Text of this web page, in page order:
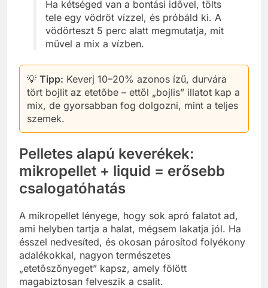
Ha kétséged van a bontási idővel, tölts
tele egy vödröt vízzel, és próbáld ki. A
vödörteszt 5 perc alatt megmutatja, mit
művel a mix a vízben.
💡 Tipp: Keverj 10–20% azonos ízű, durvára
tört bojlit az etetőbe – ettől „bojlis” illatot kap a
mix, de gyorsabban fog dolgozni, mint a teljes
szemek.
Pelletes alapú keverékek:
mikropellet + liquid = erősebb
csalogatóhatás
A mikropellet lényege, hogy sok apró falatot ad,
ami helyben tartja a halat, mégsem lakatja jól. Ha
ésszel nedvesíted, és okosan párosítod folyékony
adalékokkal, nagyon természetes
„etetőszőnyeget” kapsz, amely fölött
magabiztosan felveszik a csalit.